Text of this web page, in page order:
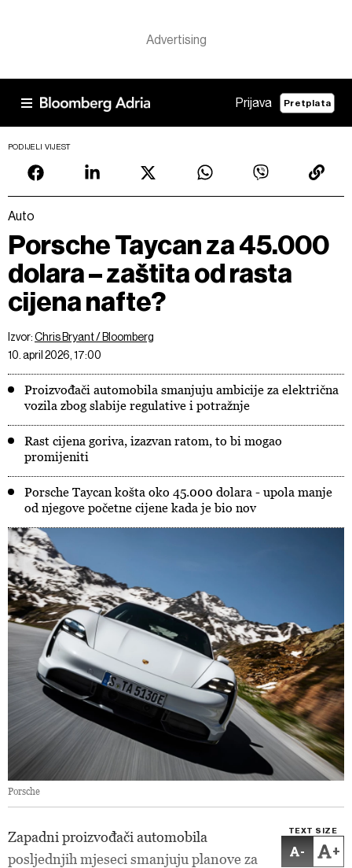
Prijava Pretplata
PODIJELI VIJEST
Auto
Porsche Taycan za 45.000
dolara – zaštita od rasta
cijena nafte?
Izvor:Chris Bryant / Bloomberg
10. april 2026, 17:00
Proizvođači automobila smanjuju ambicije za električna
vozila zbog slabije regulative i potražnje
Rast cijena goriva, izazvan ratom, to bi mogao
promijeniti
Porsche Taycan košta oko 45.000 dolara - upola manje
od njegove početne cijene kada je bio nov
Porsche
TEXT SIZE
- +
Zapadni proizvođači automobila
posljednjih mjeseci smanjuju planove za